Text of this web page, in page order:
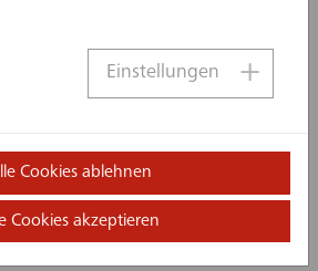
präsentiert
den Siegerentwurf von
und städtebau gmbh,
für
Gemeinschaft entsteht.
Einstellungen
Cookies ablehnen
Cookies akzeptieren